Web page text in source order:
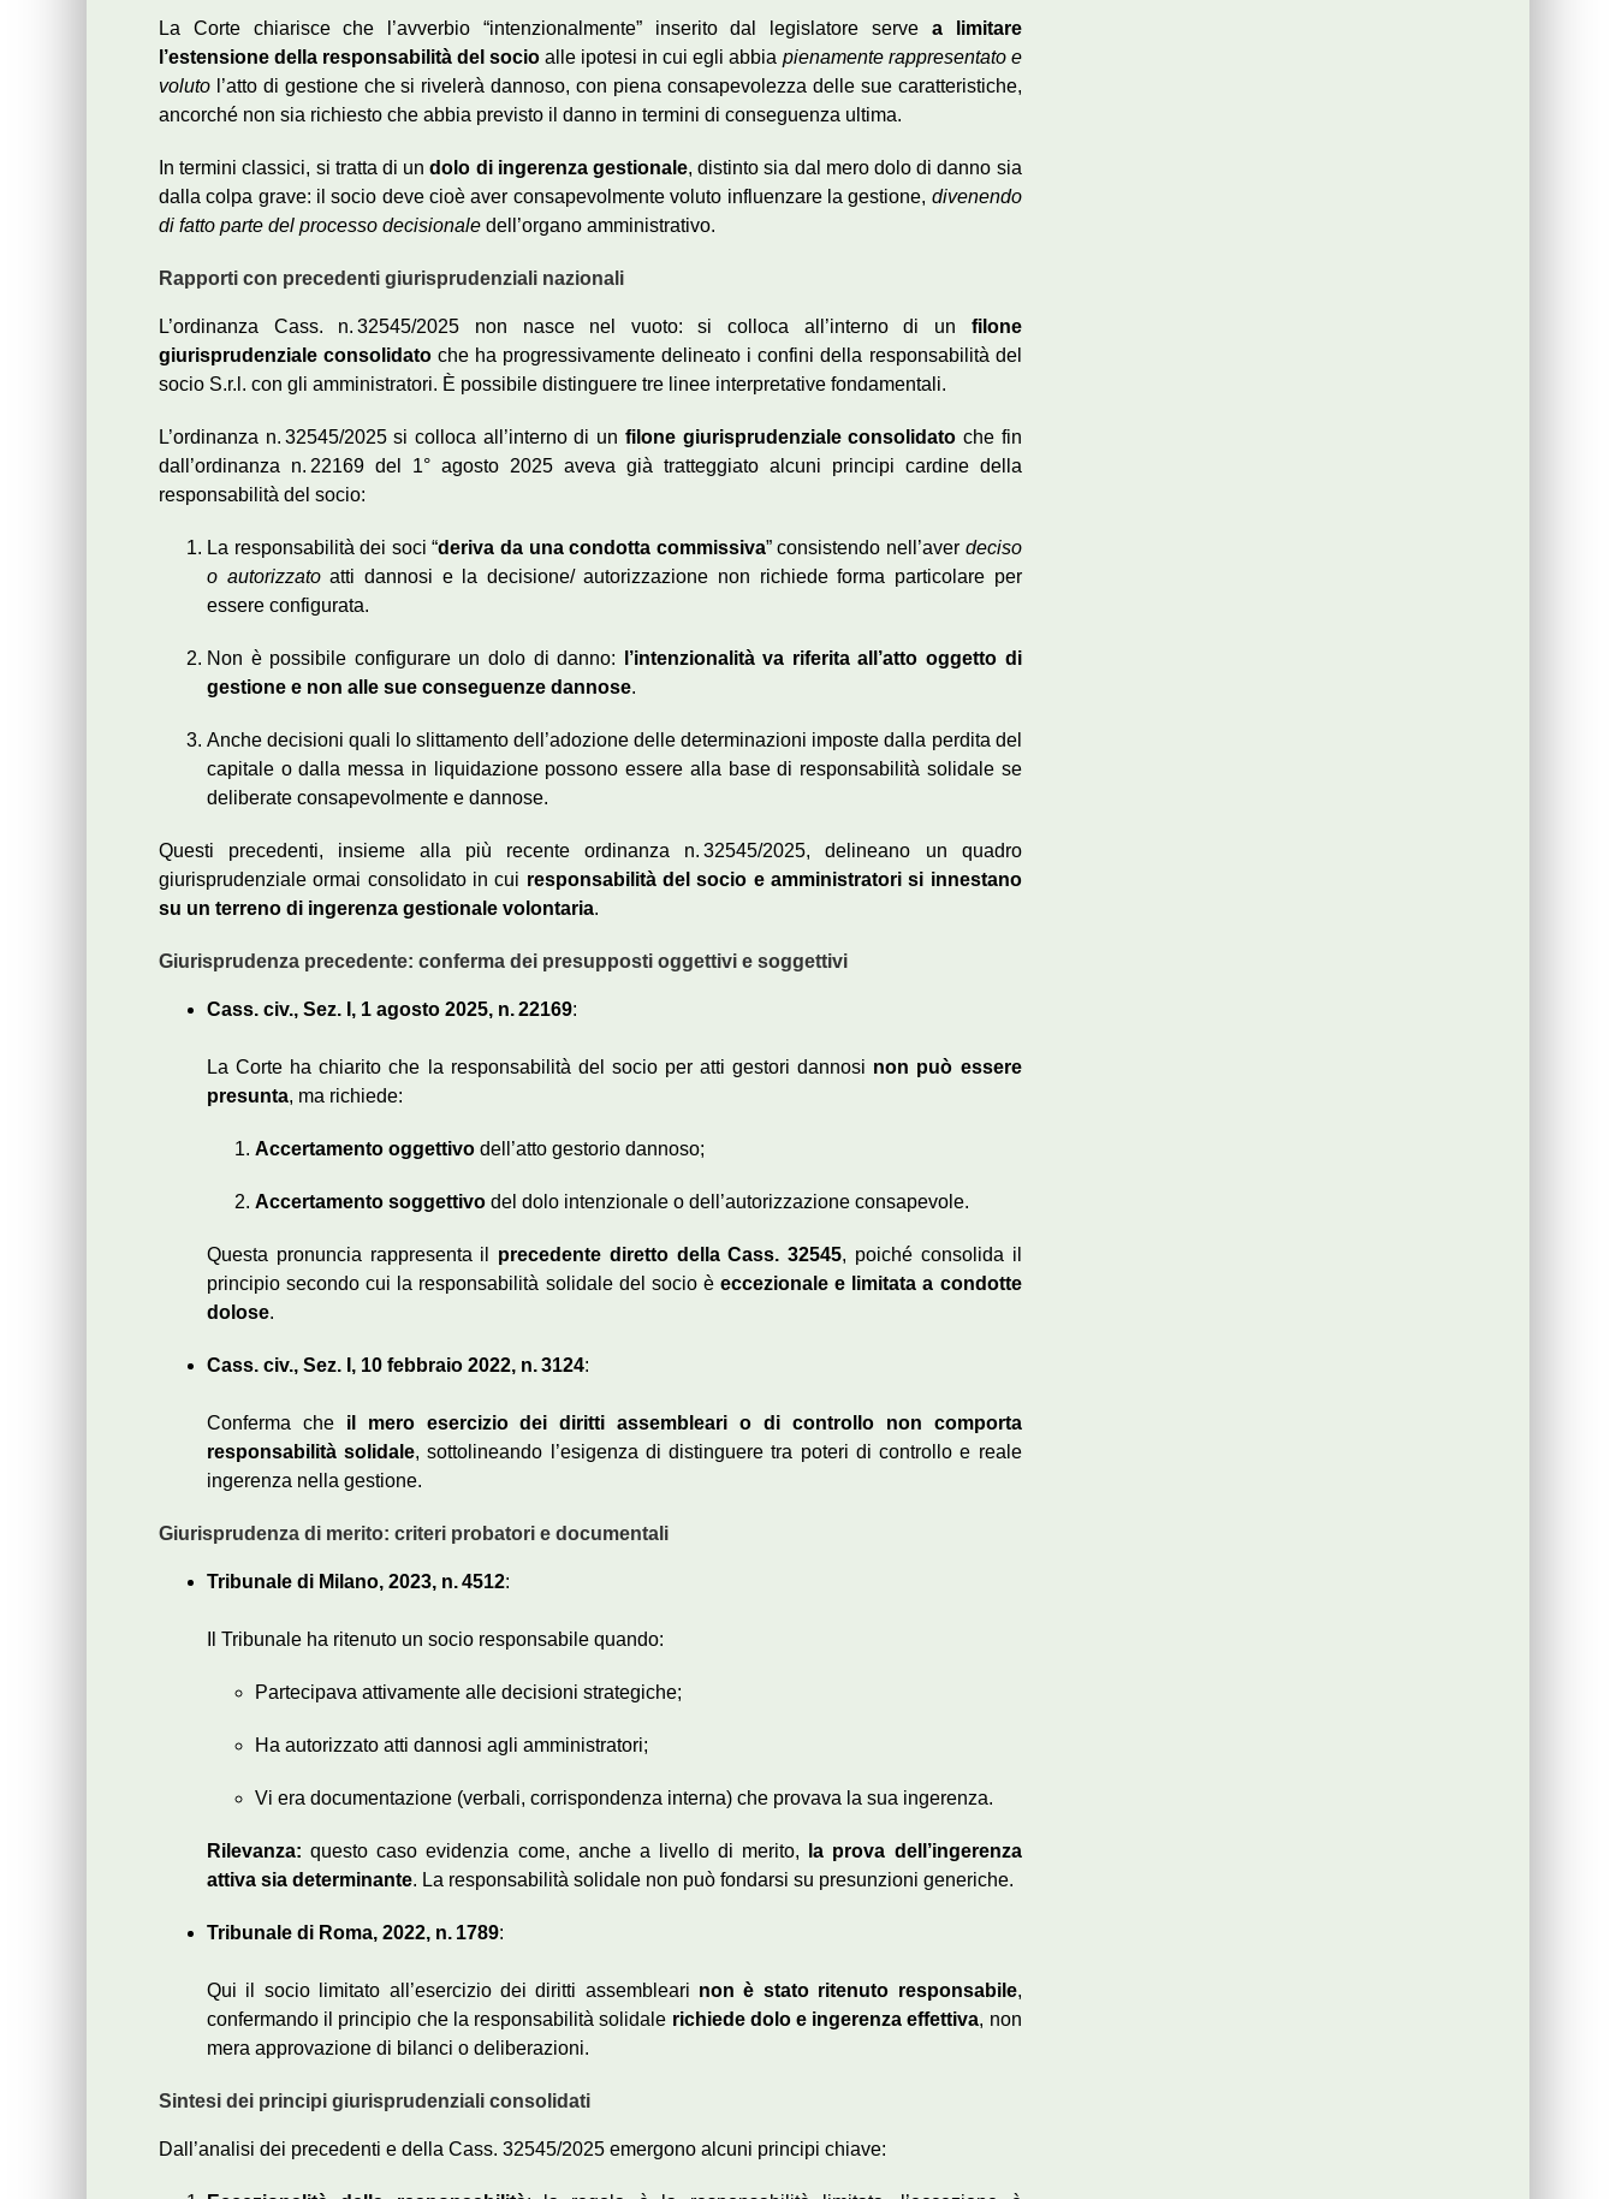
La Corte chiarisce che l’avverbio “intenzionalmente” inserito dal legislatore serve a limitare
l’estensione della responsabilità del socio alle ipotesi in cui egli abbia pienamente rappresentato e
voluto l’atto di gestione che si rivelerà dannoso, con piena consapevolezza delle sue caratteristiche,
ancorché non sia richiesto che abbia previsto il danno in termini di conseguenza ultima.
In termini classici, si tratta di undolo di ingerenza gestionale, distinto sia dal mero dolo di danno sia
dalla colpa grave: il socio deve cioè aver consapevolmente voluto influenzare la gestione, divenendo
di fatto parte del processo decisionale dell’organo amministrativo.
Rapporti con precedenti giurisprudenziali nazionali
L’ordinanza Cass. n. 32545/2025 non nasce nel vuoto: si colloca all’interno di un filone
giurisprudenziale consolidato che ha progressivamente delineato i confini della responsabilità del
socio S.r.l. con gli amministratori. È possibile distinguere tre linee interpretative fondamentali.
L’ordinanza n. 32545/2025 si colloca all’interno di un filone giurisprudenziale consolidato che fin
dall’ordinanza n. 22169 del 1° agosto 2025 aveva già tratteggiato alcuni principi cardine della
responsabilità del socio:
La responsabilità dei soci “deriva da una condotta commissiva” consistendo nell’aver deciso
o autorizzatoatti dannosi e la decisione/ autorizzazione non richiede forma particolare per
essere configurata.
Non è possibile configurare un dolo di danno:
l’intenzionalità va riferita all’atto oggetto di
gestione e non alle sue conseguenze dannose.
Anche decisioni quali lo slittamento dell’adozione delle determinazioni imposte dalla perdita del
capitale o dalla messa in liquidazione possono essere alla base di responsabilità solidale se
deliberate consapevolmente e dannose.
Questi precedenti, insieme alla più recente ordinanza n. 32545/2025, delineano un quadro
giurisprudenziale ormai consolidato in cui responsabilità del socio e amministratori si innestano
su un terreno di ingerenza gestionale volontaria.
Giurisprudenza precedente: conferma dei presupposti oggettivi e soggettivi
Cass. civ., Sez. I, 1 agosto 2025, n. 22169:
La Corte ha chiarito che la responsabilità del socio per atti gestori dannosi non può essere
presunta, ma richiede:
Accertamento oggettivo dell’atto gestorio dannoso;
Accertamento soggettivo del dolo intenzionale o dell’autorizzazione consapevole.
Questa pronuncia rappresenta il precedente diretto della Cass. 32545, poiché consolida il
principio secondo cui la responsabilità solidale del socio èeccezionale e limitata a condotte
dolose.
Cass. civ., Sez. I, 10 febbraio 2022, n. 3124:
Conferma che il mero esercizio dei diritti assembleari o di controllo non comporta
responsabilità solidale, sottolineando l’esigenza di distinguere tra poteri di controllo e reale
ingerenza nella gestione.
Giurisprudenza di merito: criteri probatori e documentali
Tribunale di Milano, 2023, n. 4512:
Il Tribunale ha ritenuto un socio responsabile quando:
Partecipava attivamente alle decisioni strategiche;
Ha autorizzato atti dannosi agli amministratori;
Vi era documentazione (verbali, corrispondenza interna) che provava la sua ingerenza.
Rilevanza: questo caso evidenzia come, anche a livello di merito,
la prova dell’ingerenza
attiva sia determinante. La responsabilità solidale non può fondarsi su presunzioni generiche.
Tribunale di Roma, 2022, n. 1789:
Qui il socio limitato all’esercizio dei diritti assembleari non è stato ritenuto responsabile,
confermando il principio che la responsabilità solidale richiede dolo e ingerenza effettiva, non
mera approvazione di bilanci o deliberazioni.
Sintesi dei principi giurisprudenziali consolidati
Dall’analisi dei precedenti e della Cass. 32545/2025 emergono alcuni principi chiave: